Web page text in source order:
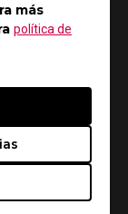
más
política de
para